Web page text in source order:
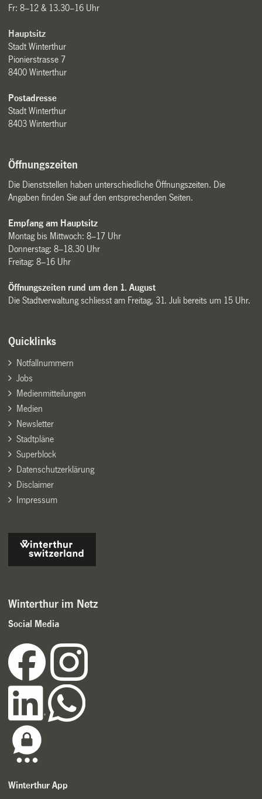
Fr: 8–12 & 13.30–16 Uhr
Hauptsitz
Stadt Winterthur
Pionierstrasse 7
8400 Winterthur
Postadresse
Stadt Winterthur
8403 Winterthur
Öffnungszeiten
Die Dienststellen haben unterschiedliche Öffnungszeiten. Die
Angaben finden Sie auf den entsprechenden Seiten.
Empfang am Hauptsitz
Montag bis Mittwoch: 8–17 Uhr
Donnerstag: 8–18.30 Uhr
Freitag: 8–16 Uhr
Öffnungszeiten rund um den 1. August
Die Stadtverwaltung schliesst am Freitag, 31. Juli bereits um 15 Uhr.
Quicklinks
Notfallnummern
Jobs
Medienmitteilungen
Medien
Newsletter
Stadtpläne
Superblock
Datenschutzerklärung
Disclaimer
Impressum
Winterthur im Netz
Social Media
Winterthur App